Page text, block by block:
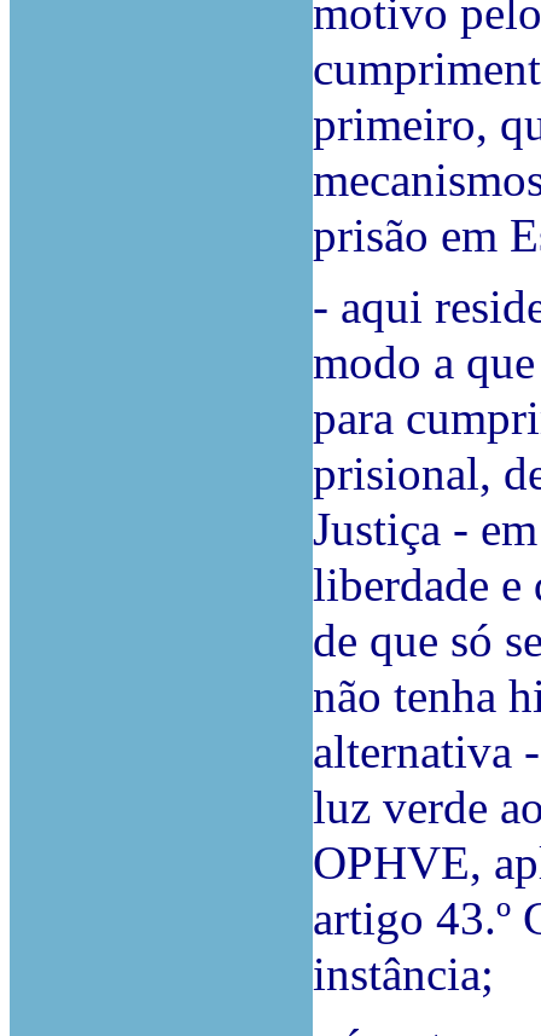
motivo
primeiro,
prisão em
- aqui
modo a
para
prisional,
Justiça -
liberdade e
de que só
não tenha
alternativa
luz verde
OPHVE,
artigo 43.º
instância;